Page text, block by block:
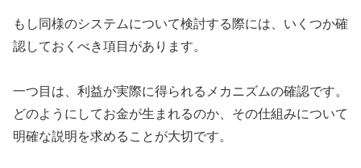
もし同様のシステムについて検討する際には、いくつか確
認しておくべき項目があります。
一つ目は、利益が実際に得られるメカニズムの確認です。
どのようにしてお金が生まれるのか、その仕組みについて
明確な説明を求めることが大切です。